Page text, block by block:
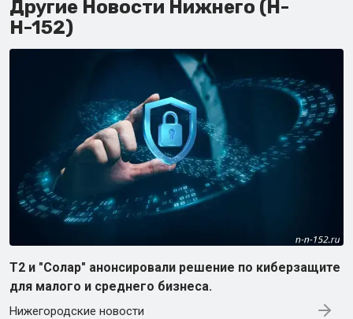
Другие Новости Нижнего (Н-
Н-152)
Т2 и "Солар" анонсировали решение по киберзащите
для малого и среднего бизнеса.
Нижегородские новости